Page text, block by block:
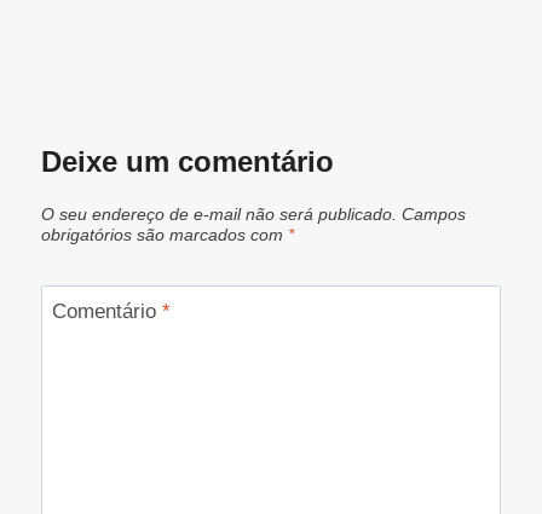
Deixe um comentário
O seu endereço de e-mail não será publicado. Campos
obrigatórios são marcados com *
Comentário *